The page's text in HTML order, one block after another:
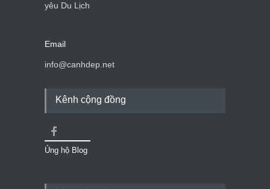
yêu Du Lịch
Email
info@canhdep.net
Kênh cộng đồng
Ủng hộ Blog